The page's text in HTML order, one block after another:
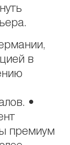
в
•
премиум